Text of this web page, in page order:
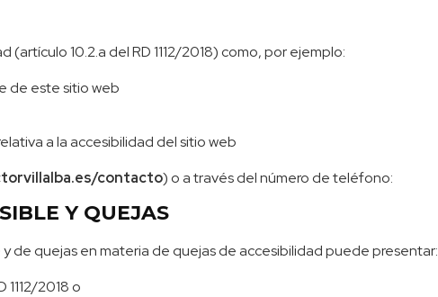
10.2.a del RD 1112/2018) como, por ejemplo:
de este sitio web
a la accesibilidad del sitio web
contacto) o a través del número de teléfono:
Y QUEJAS
de quejas en materia de quejas de accesibilidad puede presentar:
2018 o